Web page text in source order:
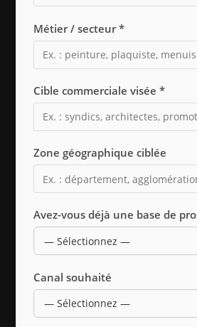
Métier / secteur *
Cible commerciale visée *
Zone géographique ciblée
Avez-vous déjà une base de
Canal souhaité